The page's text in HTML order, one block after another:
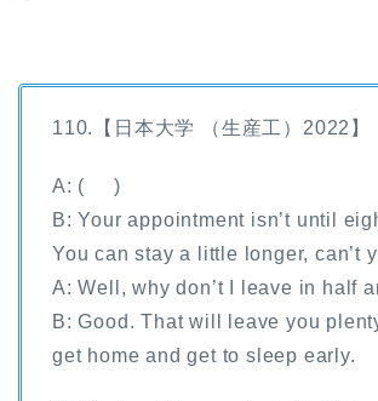
110.【日本大学 （生産工）2022】
A: ( )
B: Your appointment isn’t until
You can stay a little longer, can’t
A: Well, why don’t I leave in half
B: Good. That will leave you
get home and get to sleep early.